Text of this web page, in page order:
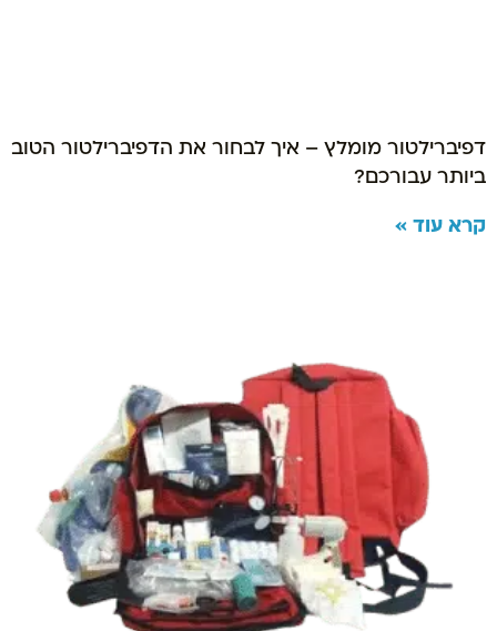
דפיברילטור מומלץ – איך לבחור את הדפיברילטור הטוב
ביותר עבורכם?
קרא עוד »